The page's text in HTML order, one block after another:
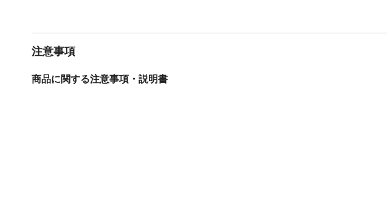
注意事項
商品に関する注意事項・説明書